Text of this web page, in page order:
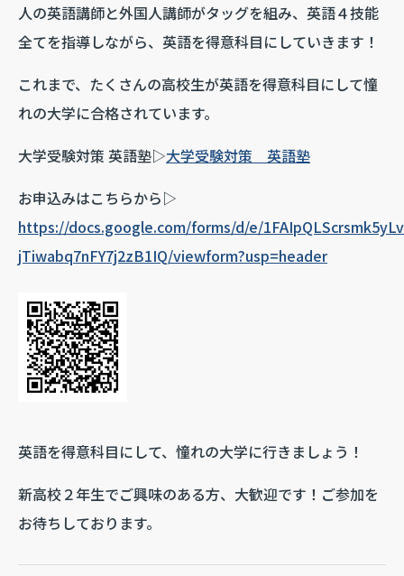
人の英語講師と外国人講師がタッグを組み、英語４技能
全てを指導しながら、英語を得意科目にしていきます！
これまで、たくさんの高校生が英語を得意科目にして憧
れの大学に合格されています。
大学受験対策 英語塾▷大学受験対策 英語塾
お申込みはこちらから▷
https://docs.google.com/forms/d/e/
jTiwabq7nFY7j2zB1IQ/viewform?usp=header
英語を得意科目にして、憧れの大学に行きましょう！
新高校２年生でご興味のある方、大歓迎です！ご参加を
お待ちしております。